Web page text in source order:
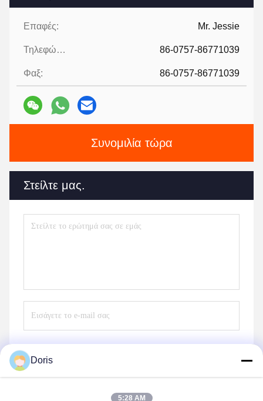
Επαφές: Mr. Jessie
Τηλεφώνημα: 86-0757-86771039
Φαξ: 86-0757-86771039
Συνομιλία τώρα
Στείλτε μας.
Doris
5:28 AM